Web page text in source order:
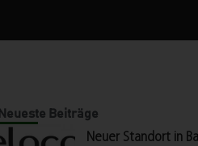
Neueste Beiträge
Neuer Standort in